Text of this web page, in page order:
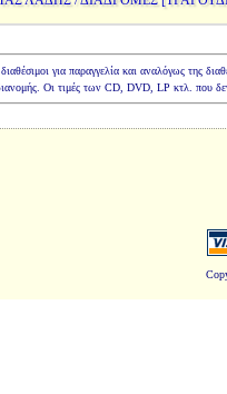
για παραγγελία και αναλόγως της
Οι τιμές των CD, DVD, LP κτλ. που